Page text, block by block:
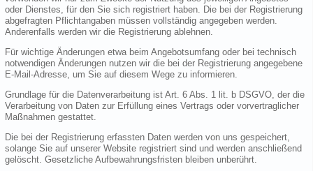
oder Dienstes, für den Sie sich registriert haben. Die bei der Registrierung
abgefragten Pflichtangaben müssen vollständig angegeben werden.
Anderenfalls werden wir die Registrierung ablehnen.
Für wichtige Änderungen etwa beim Angebotsumfang oder bei technisch
notwendigen Änderungen nutzen wir die bei der Registrierung angegebene
E-Mail-Adresse, um Sie auf diesem Wege zu informieren.
Grundlage für die Datenverarbeitung ist Art. 6 Abs. 1 lit. b DSGVO, der die
Verarbeitung von Daten zur Erfüllung eines Vertrags oder vorvertraglicher
Maßnahmen gestattet.
Die bei der Registrierung erfassten Daten werden von uns gespeichert,
solange Sie auf unserer Website registriert sind und werden anschließend
gelöscht. Gesetzliche Aufbewahrungsfristen bleiben unberührt.